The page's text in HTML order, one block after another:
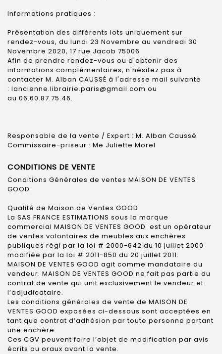
Informations pratiques :
Présentation des différents lots uniquement sur
rendez-vous, du lundi 23 Novembre au vendredi 30
Novembre 2020, 17 rue Jacob 75006
Afin de prendre rendez-vous ou d'obtenir des
informations complémentaires, n'hésitez pas à
contacter M. Alban CAUSSÉ à l'adresse mail suivante
: lancienne.librairie.paris@gmail.com ou
au 06.60.87.75.46.
Responsable de la vente / Expert : M. Alban Caussé
Commissaire-priseur : Me Juliette Morel
CONDITIONS DE VENTE
Conditions Générales de ventes MAISON DE VENTES
GOOD
Qualité de Maison de Ventes GOOD
La SAS FRANCE ESTIMATIONS sous la marque
commercial MAISON DE VENTES GOOD est un opérateur
de ventes volontaires de meubles aux enchères
publiques régi par la loi # 2000-642 du 10 juillet 2000
modifiée par la loi # 2011-850 du 20 juillet 2011.
MAISON DE VENTES GOOD agit comme mandataire du
vendeur. MAISON DE VENTES GOOD ne fait pas partie du
contrat de vente qui unit exclusivement le vendeur et
l’adjudicataire.
Les conditions générales de vente de MAISON DE
VENTES GOOD exposées ci-dessous sont acceptées en
tant que contrat d’adhésion par toute personne portant
une enchère.
Ces CGV peuvent faire l’objet de modification par avis
écrits ou oraux avant la vente.